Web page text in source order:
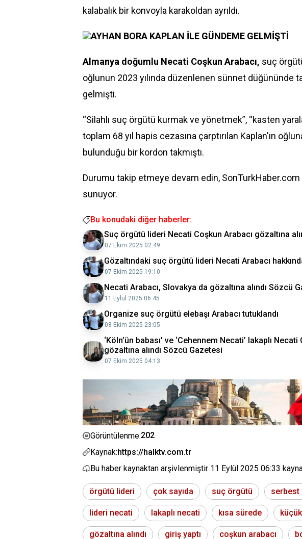
kalabalık bir konvoyla karakoldan ayrıldı.
AYHAN BORA KAPLAN İLE GÜNDEME GELMİŞTİ
Almanya doğumlu Necati Coşkun Arabacı, suç
oğlunun 2023 yılında düzenlenen sünnet düğününde
gelmişti.
“Silahlı suç örgütü kurmak ve yönetmek”, “kasten
toplam 68 yıl hapis cezasına çarptırılan Kaplan'ın
bulunduğu bir kordon takmıştı.
Durumu takip etmeye devam edin,
sunuyor.
Bu konudaki diğer haberler:
Suç örgütü lideri Necati Coşkun Arabacı gözaltına
07 Ekim 2025 02:49
Gözaltındaki suç örgütü lideri Necati Arabacı
07 Ekim 2025 19:10
Necati Arabacı, Slovakya da gözaltına alındı Sözcü
11 Eylül 2025 06:45
Organize suç örgütü elebaşı Arabacı tutuklandı
08 Ekim 2025 23:05
‘Köln’ün babası’ ve ‘Cehennem Necati’ lakaplı
gözaltına alındı Sözcü Gazetesi
07 Ekim 2025 04:13
Görüntülenme:202
Kaynak:https://halktv.com.tr
Bu haber kaynaktan arşivlenmiştir 11 Eylül 2025 06:33
örgütü lideri çok sayıda suç örgütü serbest
lideri necati lakaplı necati kısa sürede
gözaltına alındı giriş yaptı coşkun arabacı